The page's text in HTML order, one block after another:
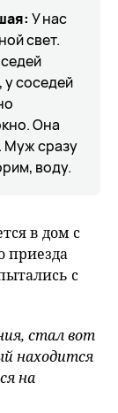
У нас
свет.
у соседей
Она
Муж сразу
воду.
в дом с
приезда
с
стал вот
находится
на